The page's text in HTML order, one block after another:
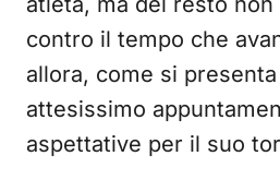
contro il tempo che
allora, come si presenta
attesissimo
aspettative per il suo